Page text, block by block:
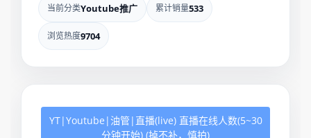
当前分类Youtube推广 累计销量533
浏览热度9704
YT|Youtube|油管|直播(live) 直播在线人数(5~30
分钟开始) (掉不补，慎拍)